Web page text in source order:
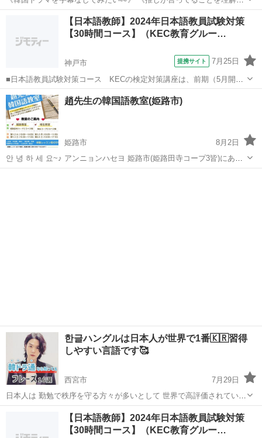
たい🔥》 《韓国旅行に行きたい✈️》 言語に間違いなんてありません🙆‍♀️
楽しく勉強することが1番大切です😆 外国語を勉強することは、新し
西代駅 韓国語 オンライン
【日本語教師】2024年日本語教員試験対策
【30時間コース】（KEC教育グルー…
神戸市 提携サイト 7月25日
■日本語教員試験対策コース KECの検定対策講座は、前期（5月開
始）と後期（8月開始）の2種類の時期があり、前期には、■水曜30時
間コースと■日曜30時間コースの2コース■前期60時間と後期30時間を
加えた90時間コースも選...
兵庫 神戸市 その他
趙先生の韓国語教室(姫路市)
姫路市
8月2日
안 녕 하 세 요~♪ アンニョンハセヨ 姫路市(姫路田寺コープ3皆)にある
韓国語教室です。 韓国人ネイティブ講師と楽しく韓国語の勉強を始め
한글ハングルは日本人が世界で1番🇰🇷習得
しやすい言語です🥰
西宮市
7月29日
日本人は 勤勉で秩序を守る方々が多いとして 世界で高評価されていま
すが 外国語マスターレベルは 世界で低評価なのが現実ですよね💦 い
くつか理由があると思いますが 習得に1番大切なポイントは ...
韓国語 レッスン
【日本語教師】2024年日本語教員試験対策
【30時間コース】（KEC教育グルー…